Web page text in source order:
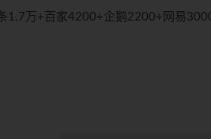
1.7万+百家4200+企鹅2200+网易